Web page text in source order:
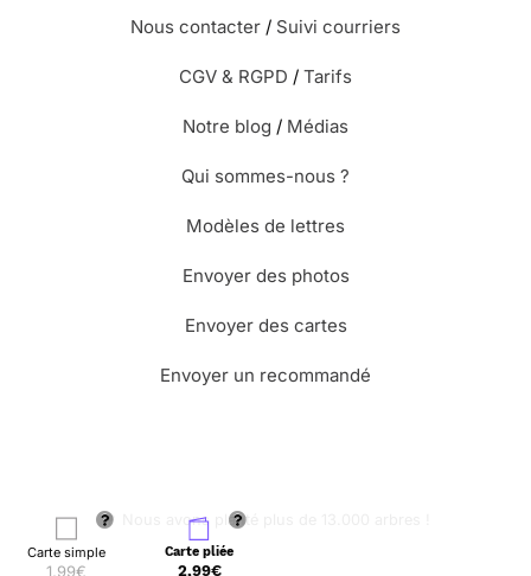
Carte simple
1,99€
Carte pliée
2,99€
Nous contacter / Suivi courriers
CGV & RGPD / Tarifs
Notre blog / Médias
Qui sommes-nous ?
Modèles de lettres
Envoyer des photos
Envoyer des cartes
Envoyer un recommandé
🌳 Nous avons planté plus de 13.000 arbres !